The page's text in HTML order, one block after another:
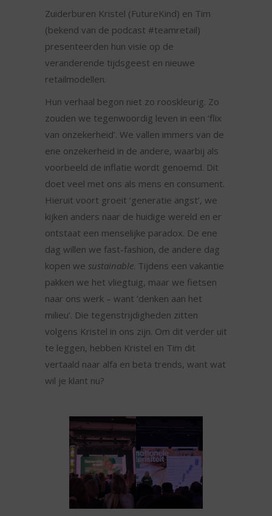
Zuiderburen Kristel (FutureKind) en Tim
(bekend van de podcast #teamretail)
presenteerden hun visie op de
veranderende tijdsgeest en nieuwe
retailmodellen.
Hun verhaal begon niet zo rooskleurig. Zo
zouden we tegenwoordig leven in een ‘flix
van onzekerheid’. We vallen immers van de
ene onzekerheid in de andere, waarbij als
voorbeeld de inflatie wordt genoemd. Dit
doet veel met ons als mens en consument.
Hieruit voort groeit ‘generatie angst’, we
kijken anders naar de huidige wereld en er
ontstaat een menselijke paradox. De ene
dag willen we fast-fashion, de andere dag
kopen we sustainable. Tijdens een vakantie
pakken we het vliegtuig, maar we fietsen
naar ons werk – want ‘denken aan het
milieu’. Die tegenstrijdigheden zitten
volgens Kristel in ons zijn. Om dit verder uit
te leggen, hebben Kristel en Tim dit
vertaald naar alfa en beta trends, want wat
wil je klant nu?